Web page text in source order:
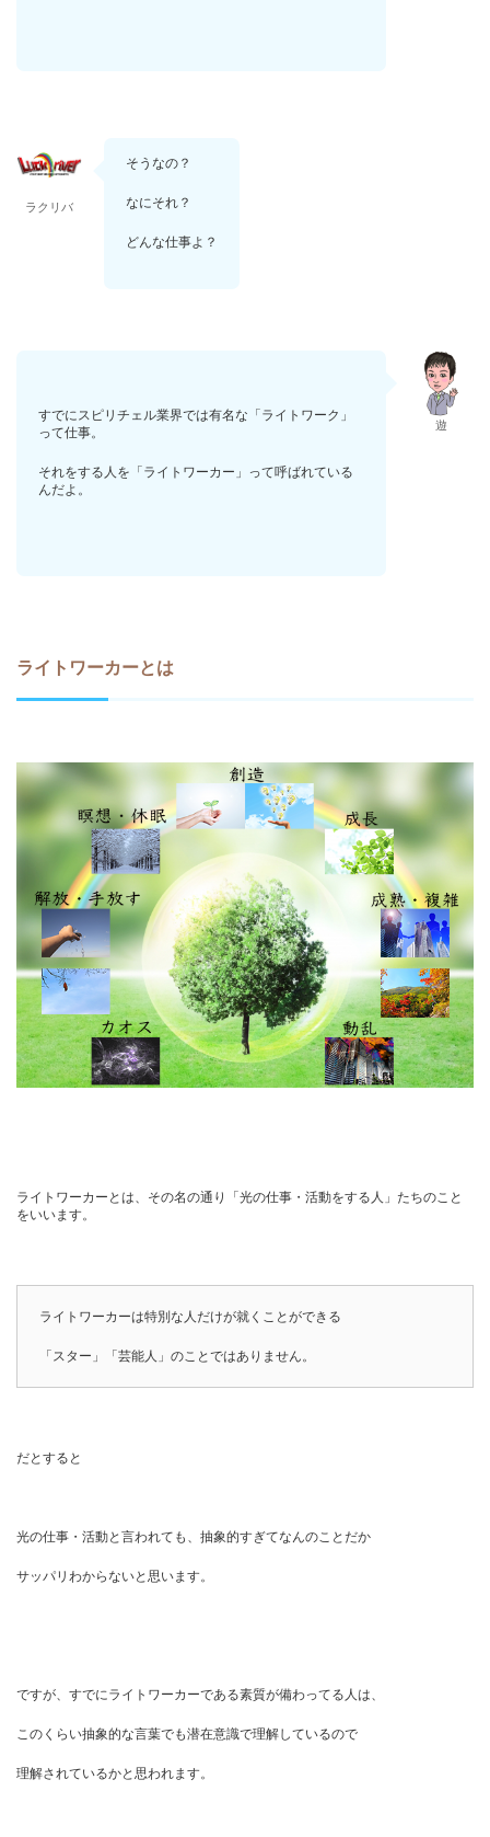
ラクリバ
そうなの？
なにそれ？
どんな仕事よ？
すでにスピリチェル業界では有名な「ライトワーク」
って仕事。
それをする人を「ライトワーカー」って呼ばれている
んだよ。
遊
ライトワーカーとは
ライトワーカーとは、その名の通り「光の仕事・活動をする人」たちのこと
をいいます。
ライトワーカーは特別な人だけが就くことができる
「スター」「芸能人」のことではありません。
だとすると
光の仕事・活動と言われても、抽象的すぎてなんのことだか
サッパリわからないと思います。
ですが、すでにライトワーカーである素質が備わってる人は、
このくらい抽象的な言葉でも潜在意識で理解しているので
理解されているかと思われます。